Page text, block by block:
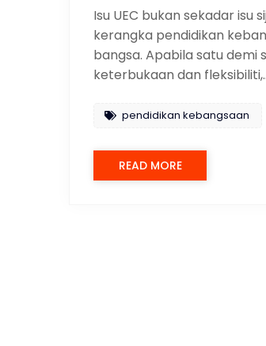
Isu UEC bukan sekadar
kerangka pendidikan
bangsa. Apabila satu
keterbukaan dan
pendidikan kebangsaan
READ MORE